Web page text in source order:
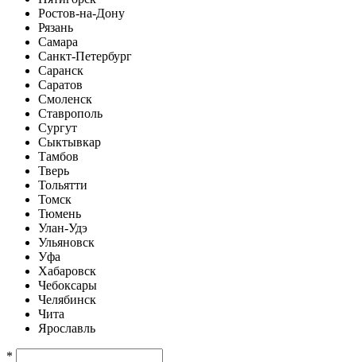
Ростов-на-Дону
Рязань
Самара
Санкт-Петербург
Саранск
Саратов
Смоленск
Ставрополь
Сургут
Сыктывкар
Тамбов
Тверь
Тольятти
Томск
Тюмень
Улан-Удэ
Ульяновск
Уфа
Хабаровск
Чебоксары
Челябинск
Чита
Ярославль
*